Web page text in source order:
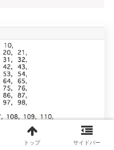
トップ サイドバー